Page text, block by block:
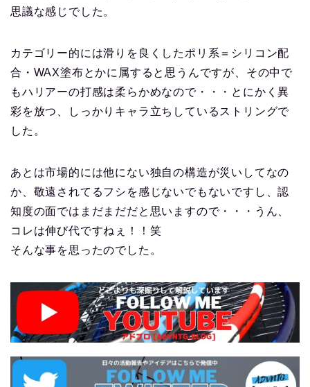
思議な感じでした。
カテゴリー的には滑りを良くしたポリ系＝シリコン配
合・WAX塗布とかに属すると思うんですが、その中で
もハリアーの打感は柔らかめなので・・・とにかく異
彩を放つ、しっかりキャラ立ちしているストリングで
した。
あとは市場的には他にない独自の構造が災いしてなの
か、敬遠されてるフシを感じないでもないですし、認
知度の面ではまだまだだと思いますので・・・うん、
コレは伸び代ですねぇ！！笑
そんな事を思ったのでした。